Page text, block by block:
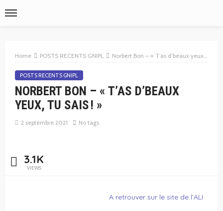
Home POSTS RECENTS GNIPL Norbert Bon – « T’as d’beaux yeux, tu sais ! »
POSTS RECENTS GNIPL
NORBERT BON – « T’AS D’BEAUX
YEUX, TU SAIS ! »
2 septembre 2021 No tags
3.1K
VIEWS
A retrouver sur le site de l’ALI